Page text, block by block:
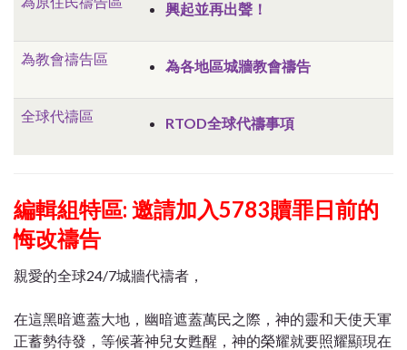
興起並再出聲！
為教會禱告區 為各地區城牆教會禱告
全球代禱區 RTOD全球代禱事項
編輯組特區: 邀請加入5783贖罪日前的
悔改禱告
親愛的全球24/7城牆代禱者，
在這黑暗遮蓋大地，幽暗遮蓋萬民之際，神的靈和天使天軍
正蓄勢待發，等候著神兒女甦醒，神的榮耀就要照耀顯現在